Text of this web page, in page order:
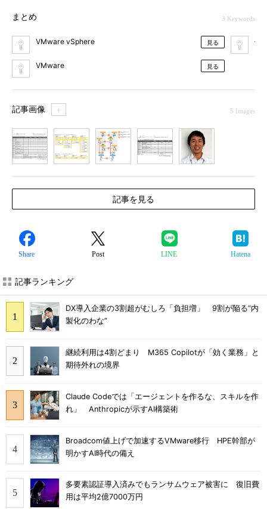
まとめ 3 Keywords
VMware vSphere 見る
VMware 見る
仮
記事画像 ＋ 5 Images
記事を見る
Share Post LINE Hatena
記事ランキング
DX導入企業の3割超がむしろ「負担増」 9割が陥る“内
製化のわな”
継続利用は4割どまり M365 Copilotが「効く業務」と
期待外れの境界
Claude Codeでは「エージェントを作るな、スキルを作
れ」 Anthropicが示すAI構築術
Broadcom値上げで加速するVMware移行 HPE幹部が
明かすAI時代の備え
多要素認証導入済みでもランサムウェア被害に 復旧費
用は平均2億7000万円